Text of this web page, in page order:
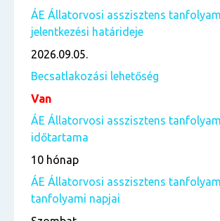
ÁE Állatorvosi asszisztens tanfolyam
jelentkezési határideje
2026.09.05.
Becsatlakozási lehetőség
Van
ÁE Állatorvosi asszisztens tanfolyam
időtartama
10 hónap
ÁE Állatorvosi asszisztens tanfolyam
tanfolyami napjai